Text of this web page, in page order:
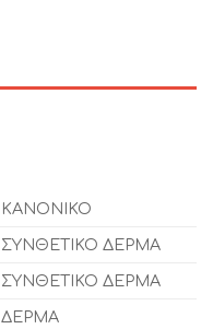
ΚΑΝΟΝΙΚΟ
ΣΥΝΘΕΤΙΚΟ ΔΕΡΜΑ
ΣΥΝΘΕΤΙΚΟ ΔΕΡΜΑ
ΔΕΡΜΑ